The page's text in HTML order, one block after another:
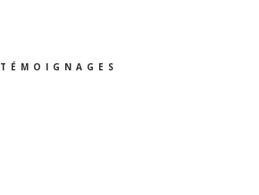
TÉMOIGNAGES